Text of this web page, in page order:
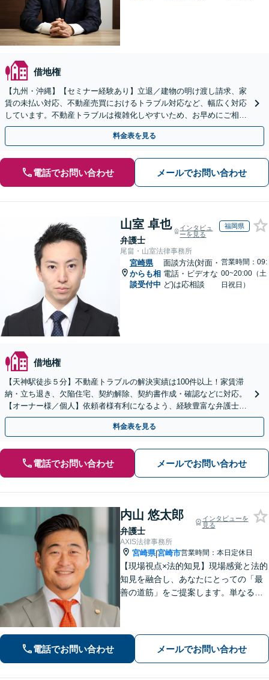
借地権
【九州・沖縄】【セミナー経験あり】立退／建物の明け渡し請求、家
賃の未払い対応、不動産売買におけるトラブル対応など、幅広く対応
しています。不動産トラブルは複雑化しやすいため、お早めにご相談
ください。【休日・夜間面談可】
料金表を見る
電話でお問い合わせ メールでお問い合わせ
山室 卓也
弁護士
インタビュ
ーを見る
福岡県
尾畠・山室法律事務所
宮崎県
からも相
談受付中
面談方法(対面・
電話・ビデオな
ど)は応相談
営業時間：09:
00~20:00（土
日祝日）
借地権
【天神駅徒歩５分】不動産トラブルの解決実績は100件以上！家賃滞
納・立ち退き、欠陥住宅、契約解除、契約書作成・確認などに対応。
【オーナー様／個人】依頼者様有利になるよう、経験豊富な弁護士が
交渉いたします。まずは電話相談からお越しください
料金表を見る
電話でお問い合わせ メールでお問い合わせ
内山 悠太郎
弁護士
インタビューを
見る
AXIS法律事務所
宮崎県|宮崎市営業時間：本日定休日
【現場視点×法的知見】現場感覚と法的
知見を融合し、あなたにとっての「最
善の道筋」をご提案します。単なるリ
電話でお問い合わせ メールでお問い合わせ